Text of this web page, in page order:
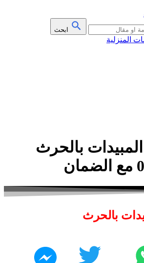
ابحث
بالحرث
بالحرث